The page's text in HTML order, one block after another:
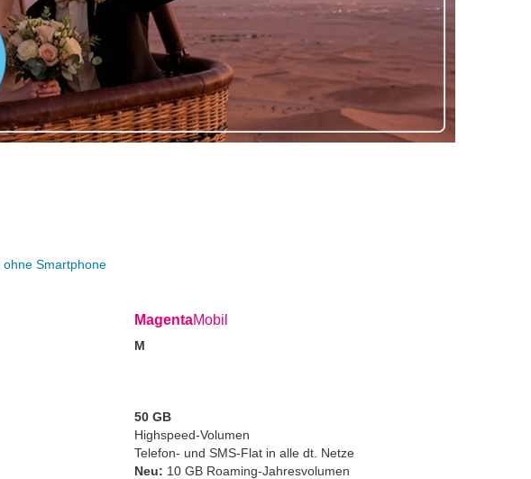
ohne Smartphone
MagentaMobil
M
50 GB
Highspeed-Volumen
Telefon- und SMS-Flat in alle dt. Netze
Neu: 10 GB Roaming-Jahresvolumen